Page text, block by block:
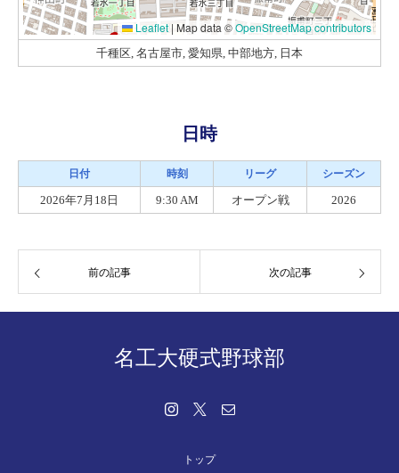
Leaflet | Map data ©OpenStreetMap contributors
千種区, 名古屋市, 愛知県, 中部地方, 日本
日時
日付 時刻 リーグ シーズン
2026年7月18日 9:30 AM オープン戦 2026
前の記事 次の記事
名工大硬式野球部
トップ